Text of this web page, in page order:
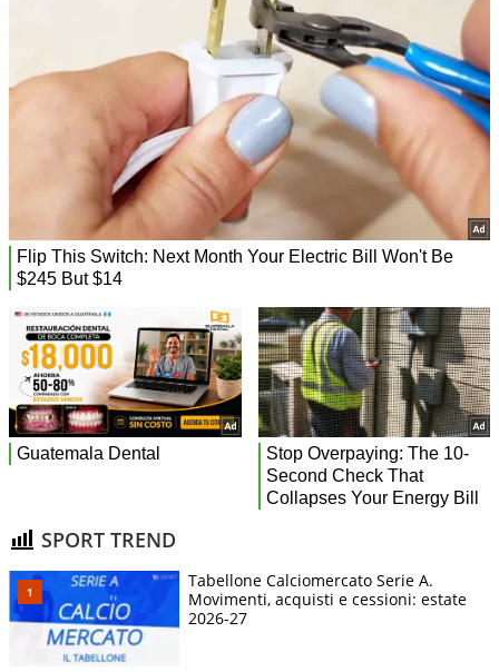
SPORT TREND
Tabellone Calciomercato Serie A.
Movimenti, acquisti e cessioni: estate
2026-27